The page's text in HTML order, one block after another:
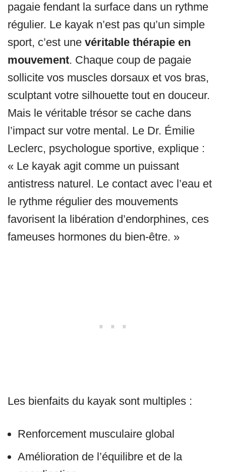
pagaie fendant la surface dans un rythme
régulier. Le kayak n’est pas qu’un simple
sport, c’est une véritable thérapie en
mouvement. Chaque coup de pagaie
sollicite vos muscles dorsaux et vos bras,
sculptant votre silhouette tout en douceur.
Mais le véritable trésor se cache dans
l’impact sur votre mental. Le Dr. Émilie
Leclerc, psychologue sportive, explique :
« Le kayak agit comme un puissant
antistress naturel. Le contact avec l’eau et
le rythme régulier des mouvements
favorisent la libération d’endorphines, ces
fameuses hormones du bien-être. »
Les bienfaits du kayak sont multiples :
Renforcement musculaire global
Amélioration de l’équilibre et de la